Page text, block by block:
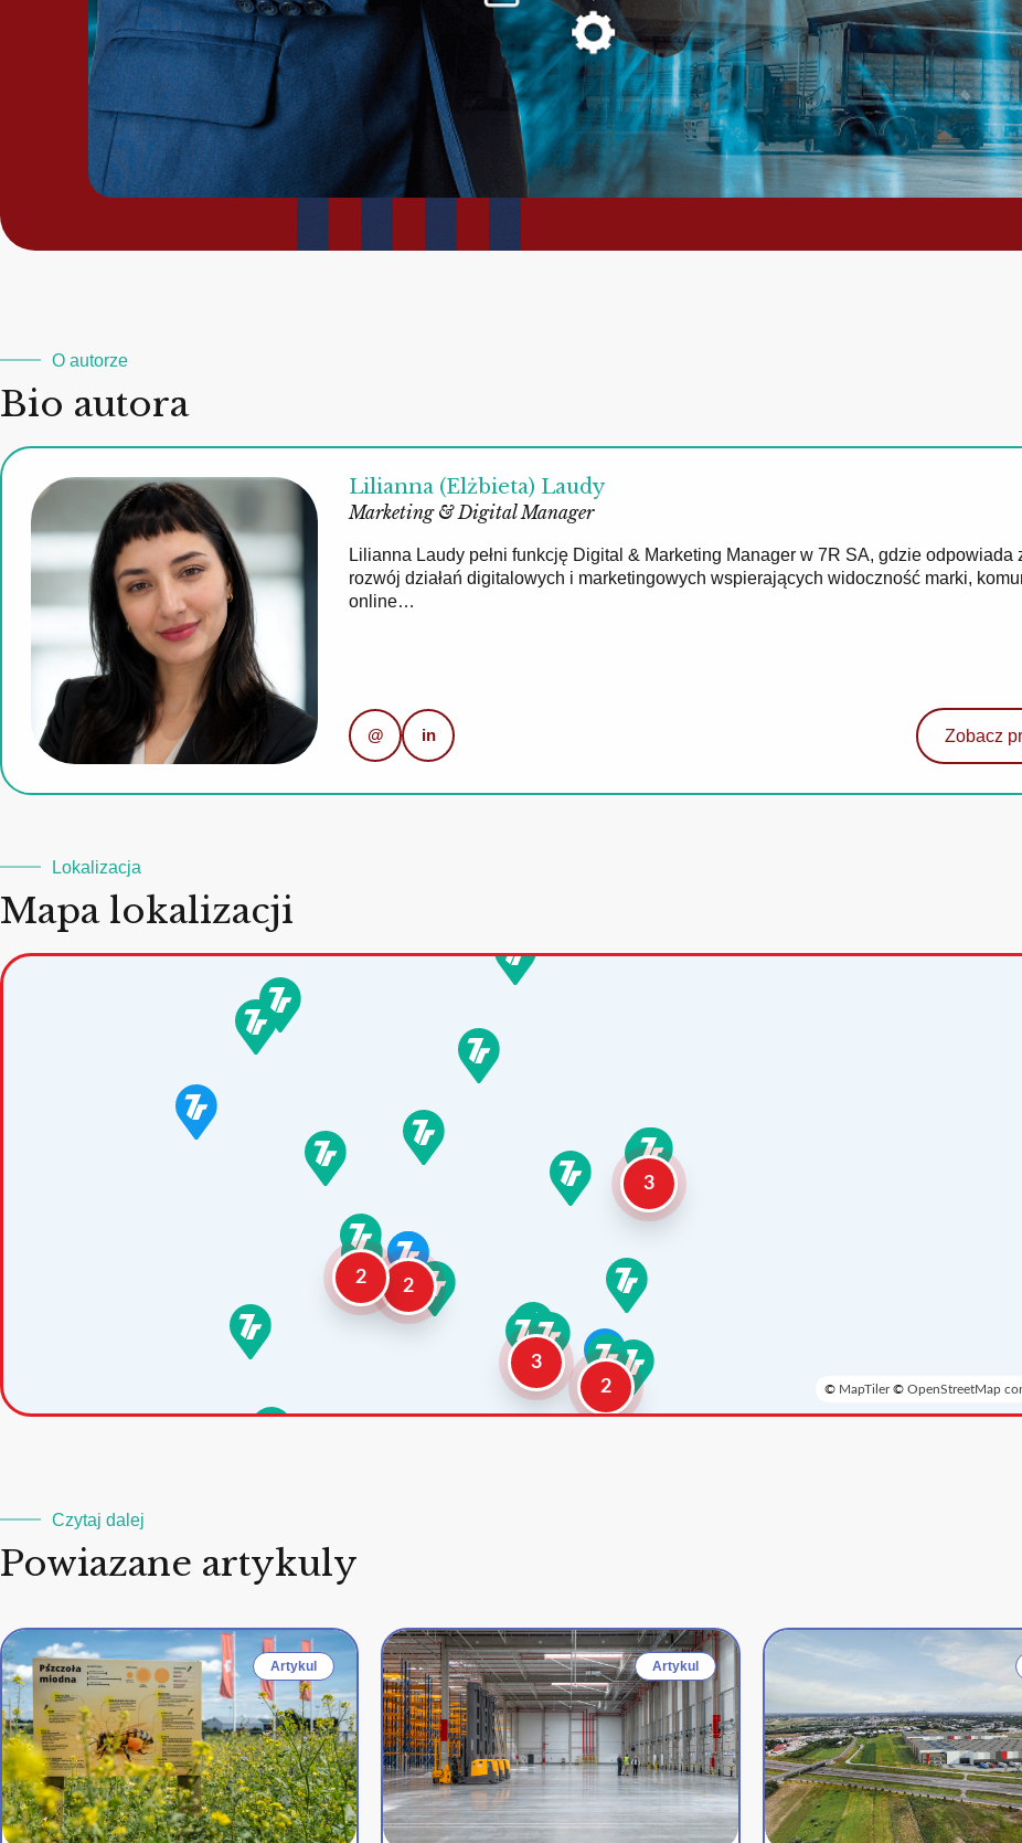
O autorze
Bio autora
Lilianna (Elżbieta) Laudy
Marketing & Digital Manager
Lilianna Laudy pełni funkcję Digital & Marketing Manager w 7R SA, gdzie odpowiada
rozwój działań digitalowych i marketingowych wspierających widoczność marki,
online…
@ in Zobacz
Lokalizacja
Mapa lokalizacji
2
2
3
2
3
© MapTiler© OpenStreetMap
Czytaj dalej
Powiazane artykuly
Artykul Artykul